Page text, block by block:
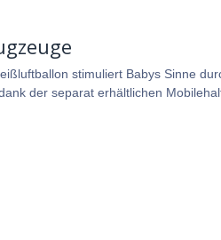
stimuliert Babys Sinne
der separat erhältlichen